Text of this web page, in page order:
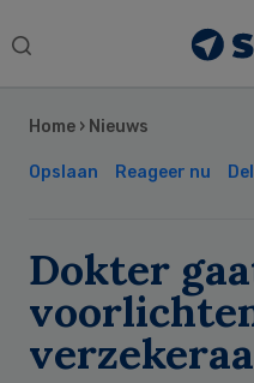
Search
Home › Nieuws
Opslaan Reageer nu
Dokter
Sidebar